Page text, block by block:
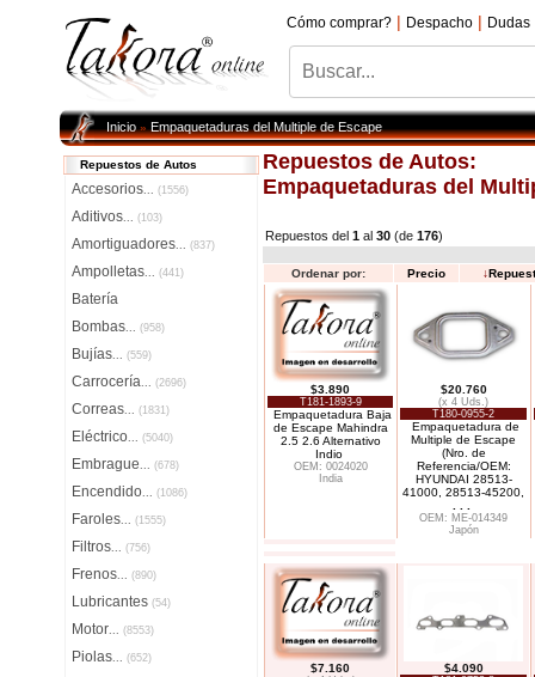
Cómo comprar? | Despacho | Dudas
Inicio»Empaquetaduras del Multiple de Escape
Repuestos de Autos
Accesorios... (1556)
Aditivos... (103)
Amortiguadores... (837)
Ampolletas... (441)
Batería
Bombas... (958)
Bujías... (559)
Carrocería... (2696)
Correas... (1831)
Eléctrico... (5040)
Embrague... (678)
Encendido... (1086)
Faroles... (1555)
Filtros... (756)
Frenos... (890)
Lubricantes (54)
Motor... (8553)
Piolas... (652)
Repuestos de Autos:
Empaquetaduras del
Repuestos del 1 al 30 (de 176)
Ordenar por: Precio ↓
$3.890
T181-1893-9
Empaquetadura Baja
de Escape Mahindra
2.5 2.6 Alternativo
Indio
OEM: 0024020
India
$20.760
(x 4 Uds.)
T180-0955-2
Empaquetadura de
Multiple de Escape
(Nro. de
Referencia/OEM:
HYUNDAI 28513-
41000, 28513-45200,
OEM: ME-014349
Japón
$7.160 $4.090